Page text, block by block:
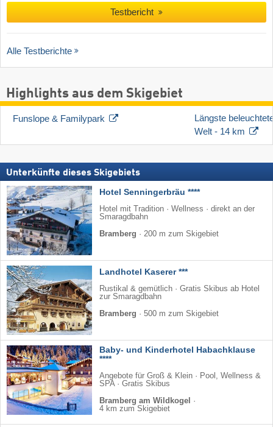
Testbericht
Alle Testberichte
Highlights aus dem Skigebiet
Funslope & Familypark
Längste
Welt - 14 km
Unterkünfte dieses Skigebiets
Hotel Senningerbräu ****
Hotel mit Tradition · Wellness · direkt an der
Smaragdbahn
Bramberg · 200 m zum Skigebiet
Landhotel Kaserer ***
Rustikal & gemütlich · Gratis Skibus ab Hotel
zur Smaragdbahn
Bramberg · 500 m zum Skigebiet
Baby- und Kinderhotel Habachklause
****
Angebote für Groß & Klein · Pool, Wellness &
SPA · Gratis Skibus
Bramberg am Wildkogel
·
4 km zum Skigebiet